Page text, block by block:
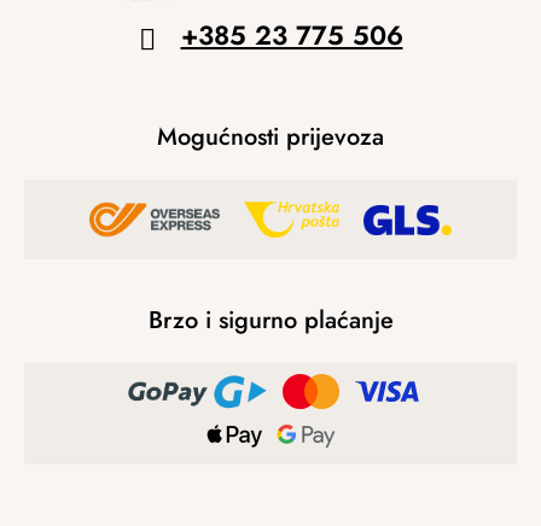
+385 23 775 506
Mogućnosti prijevoza
Brzo i sigurno plaćanje